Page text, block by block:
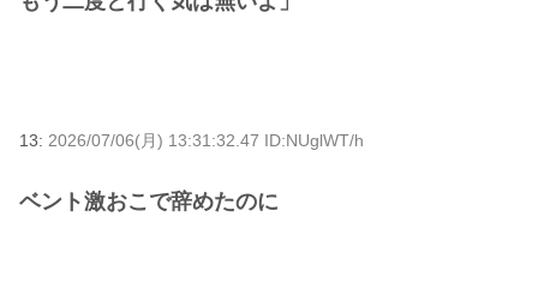
13: 2026/07/06(月) 13:31:32.47 ID:NUglWT/h
ベント激おこで辞めたのに